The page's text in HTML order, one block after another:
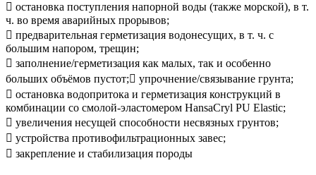
 остановка поступления напорной воды (также морской), в т.
ч. во время аварийных прорывов;
 предварительная герметизация водонесущих, в т. ч. с
большим напором, трещин;
 заполнение/герметизация как малых, так и особенно
больших объёмов пустот; упрочнение/связывание грунта;
 остановка водопритока и герметизация конструкций в
комбинации со смолой-эластомером HansaCryl PU Elastic;
 увеличения несущей способности несвязных грунтов;
 устройства противофильтрационных завес;
 закрепление и стабилизация породы